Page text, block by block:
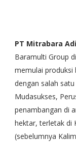
PT Mitrabara
Baramulti Group
memulai produksi
dengan salah
Mudasukses,
penambangan di
hektar, terletak di
(sebelumnya